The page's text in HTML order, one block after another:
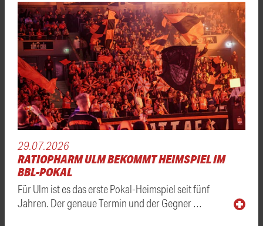
29.07.2026
RATIOPHARM ULM BEKOMMT HEIMSPIEL IM
BBL-POKAL
Für Ulm ist es das erste Pokal-Heimspiel seit fünf
Jahren. Der genaue Termin und der Gegner …